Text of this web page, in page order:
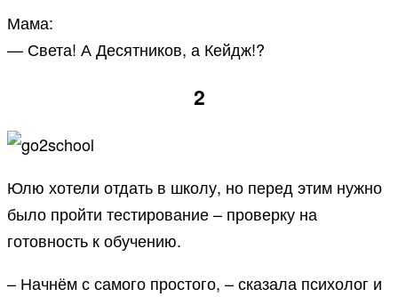
Мама:
— Света! А Десятников, а Кейдж!?
2
Юлю хотели отдать в школу, но перед этим нужно
было пройти тестирование – проверку на
готовность к обучению.
– Начнём с самого простого, – сказала психолог и